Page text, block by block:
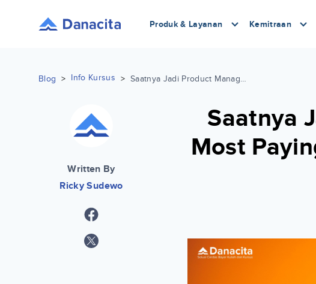
Produk & Layanan Kemitraan
Blog > Info Kursus > Saatnya Jadi Product Manager ‘The Most Paying Tech Job’ bersama Digital Skola
Written By
Ricky Sudewo
Saatnya
Most